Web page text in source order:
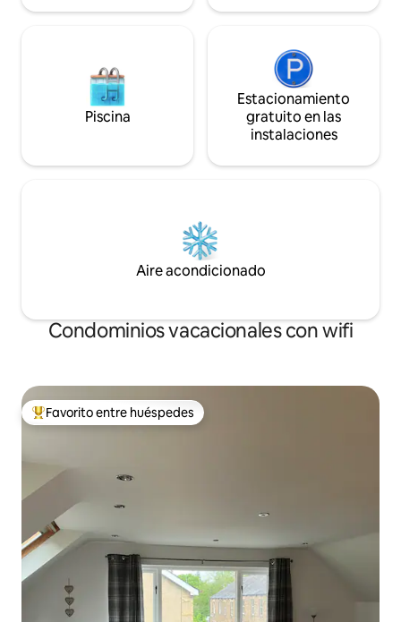
Piscina
Estacionamiento
gratuito en las
instalaciones
Aire acondicionado
Condominios vacacionales con wifi
Favorito entre huéspedes preferido
Favorito entre huéspedes